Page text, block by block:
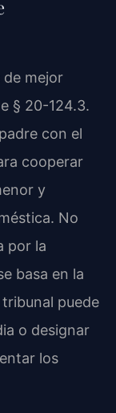
de mejor
§ 20-124.3.
con el
cooperar
y
No
por la
basa en la
puede
o designar
los